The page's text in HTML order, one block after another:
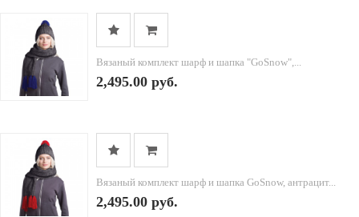
Вязаный комплект шарф и шапка "GoSnow",...
2,495.00 руб.
Вязаный комплект шарф и шапка GoSnow, антрацит...
2,495.00 руб.